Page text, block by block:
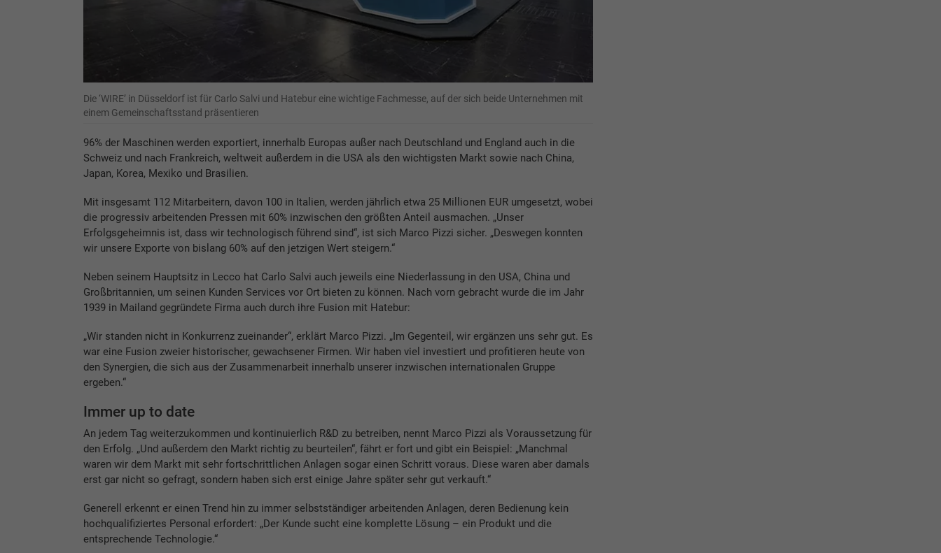
Die ‘WIRE’ in Düsseldorf ist für Carlo Salvi und Hatebur eine wichtige Fachmesse, auf der sich beide Unternehmen mit
einem Gemeinschaftsstand präsentieren
96% der Maschinen werden exportiert, innerhalb Europas außer nach Deutschland und England auch in die
Schweiz und nach Frankreich, weltweit außerdem in die USA als den wichtigsten Markt sowie nach China,
Japan, Korea, Mexiko und Brasilien.
Mit insgesamt 112 Mitarbeitern, davon 100 in Italien, werden jährlich etwa 25 Millionen EUR umgesetzt, wobei
die progressiv arbeitenden Pressen mit 60% inzwischen den größten Anteil ausmachen. „Unser
Erfolgsgeheimnis ist, dass wir technologisch führend sind“, ist sich Marco Pizzi sicher. „Deswegen konnten
wir unsere Exporte von bislang 60% auf den jetzigen Wert steigern.“
Neben seinem Hauptsitz in Lecco hat Carlo Salvi auch jeweils eine Niederlassung in den USA, China und
Großbritannien, um seinen Kunden Services vor Ort bieten zu können. Nach vorn gebracht wurde die im Jahr
1939 in Mailand gegründete Firma auch durch ihre Fusion mit Hatebur:
„Wir standen nicht in Konkurrenz zueinander“, erklärt Marco Pizzi. „Im Gegenteil, wir ergänzen uns sehr gut. Es
war eine Fusion zweier historischer, gewachsener Firmen. Wir haben viel investiert und profitieren heute von
den Synergien, die sich aus der Zusammenarbeit innerhalb unserer inzwischen internationalen Gruppe
ergeben.“
Immer up to date
An jedem Tag weiterzukommen und kontinuierlich R&D zu betreiben, nennt Marco Pizzi als Voraussetzung für
den Erfolg. „Und außerdem den Markt richtig zu beurteilen“, fährt er fort und gibt ein Beispiel: „Manchmal
waren wir dem Markt mit sehr fortschrittlichen Anlagen sogar einen Schritt voraus. Diese waren aber damals
erst gar nicht so gefragt, sondern haben sich erst einige Jahre später sehr gut verkauft.“
Generell erkennt er einen Trend hin zu immer selbstständiger arbeitenden Anlagen, deren Bedienung kein
hochqualifiziertes Personal erfordert: „Der Kunde sucht eine komplette Lösung – ein Produkt und die
entsprechende Technologie.“